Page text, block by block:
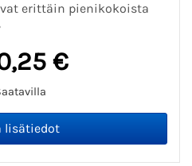
erittäin pienikokoista
€